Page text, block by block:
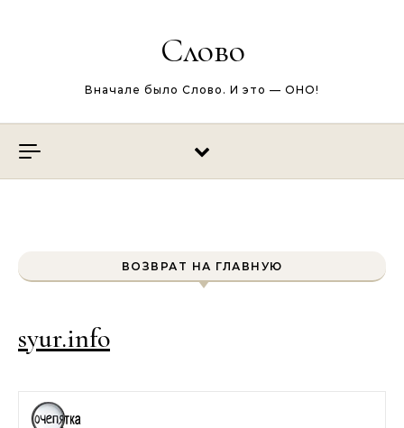
Слово
Вначале было Слово. И это — ОНО!
ВОЗВРАТ НА ГЛАВНУЮ
syur.info